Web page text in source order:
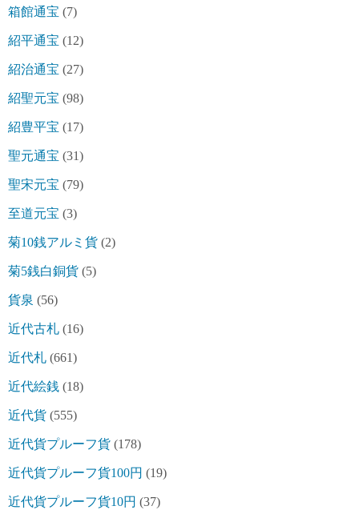
箱館通宝 (7)
紹平通宝 (12)
紹治通宝 (27)
紹聖元宝 (98)
紹豊平宝 (17)
聖元通宝 (31)
聖宋元宝 (79)
至道元宝 (3)
菊10銭アルミ貨 (2)
菊5銭白銅貨 (5)
貨泉 (56)
近代古札 (16)
近代札 (661)
近代絵銭 (18)
近代貨 (555)
近代貨プルーフ貨 (178)
近代貨プルーフ貨100円 (19)
近代貨プルーフ貨10円 (37)